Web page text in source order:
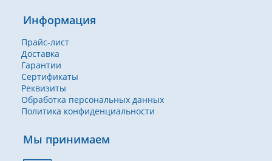
Информация
Прайс-лист
Доставка
Гарантии
Сертификаты
Реквизиты
Обработка персональных данных
Политика конфиденциальности
Мы принимаем